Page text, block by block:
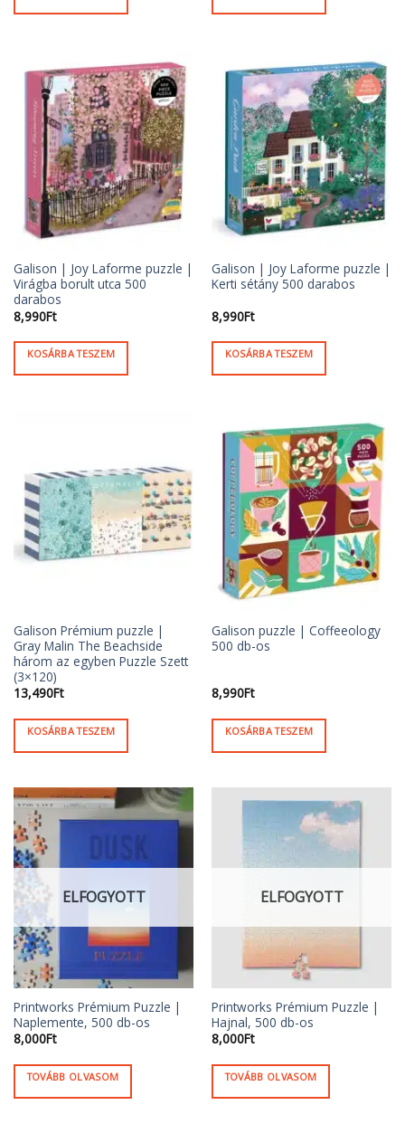
Galison | Joy Laforme puzzle |
Virágba borult utca 500
darabos
8,990Ft
KOSÁRBA TESZEM
Galison | Joy Laforme puzzle |
Kerti sétány 500 darabos
8,990Ft
KOSÁRBA TESZEM
Galison Prémium puzzle |
Gray Malin The Beachside
három az egyben Puzzle Szett
(3×120)
13,490Ft
KOSÁRBA TESZEM
Galison puzzle | Coffeeology
500 db-os
8,990Ft
KOSÁRBA TESZEM
ELFOGYOTT
Printworks Prémium Puzzle |
Naplemente, 500 db-os
8,000Ft
TOVÁBB OLVASOM
ELFOGYOTT
Printworks Prémium Puzzle |
Hajnal, 500 db-os
8,000Ft
TOVÁBB OLVASOM